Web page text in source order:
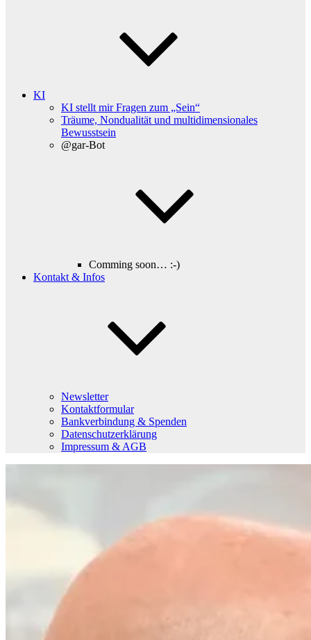
KI
KI stellt mir Fragen zum „Sein“
Träume, Nondualität und multidimensionales
Bewusstsein
@gar-Bot
Comming soon… :-)
Kontakt & Infos
Newsletter
Kontaktformular
Bankverbindung & Spenden
Datenschutzerklärung
Impressum & AGB